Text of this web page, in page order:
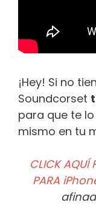
¡Hey! Si no
Soundcorset
para que te
mismo en tu
CLICK AQUÍ
PARA